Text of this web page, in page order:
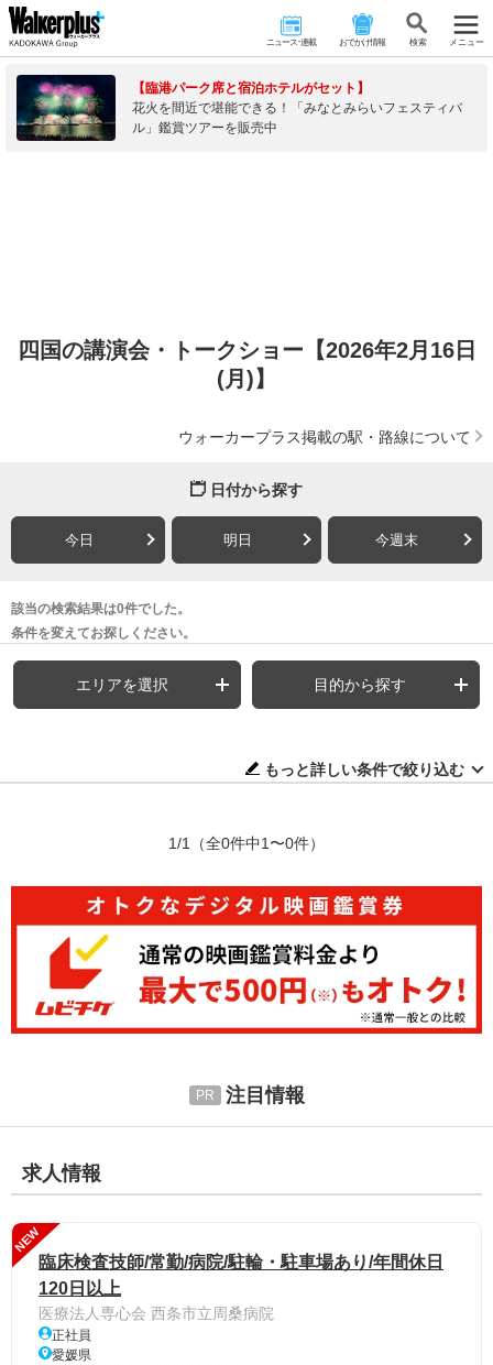
ニュース･連載 おでかけ情報 検 索 メニュー
【臨港パーク席と宿泊ホテルがセット】
花火を間近で堪能できる！「みなとみらいフェスティバ
ル」鑑賞ツアーを販売中
四国の講演会・トークショー【2026年2月16日
(月)】
ウォーカープラス掲載の駅・路線について
日付から探す
今日 明日 今週末
該当の検索結果は0件でした。
条件を変えてお探しください。
エリアを選択 目的から探す
もっと詳しい条件で絞り込む
1/1 （全0件中1〜0件）
注目情報
求人情報
NEW
臨床検査技師/常勤/病院/駐輪・駐車場あり/年間休日
120日以上
医療法人専心会 西条市立周桑病院
正社員
愛媛県